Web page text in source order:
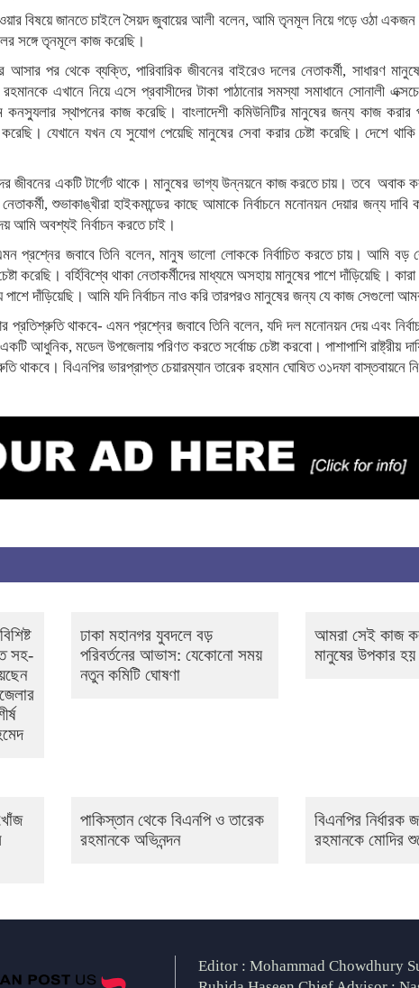
বিষয়ে জানতে চাইলে সৈয়দ জুবায়ের আলী বলেন, আমি তৃনমূল নিয়ে গড়ে ওঠা
সঙ্গে তৃনমূলে কাজ করেছি।
পর থেকে ব্যক্তি, পারিবারিক জীবনের বাইরেও দলের নেতাকর্মী, সাধারণ
এখানে নিয়ে এসে প্রবাসীদের টাকা পাঠানোর সমস্যা সমাধানে সোনালী
কনস্যুলার স্থাপনের কাজ করেছি। বাংলাদেশী কমিউনিটির মানুষের জন্য কাজ করার
করেছি। যেখানে যখন যে সুযোগ পেয়েছি মানুষের সেবা করার চেষ্টা করেছি। দেশে থাকি
জীবনের একটি টার্গেট থাকে। মানুষের ভাগ্য উন্নয়নে কাজ করতে চায়। তবে অবাক
শুভাকাঙ্খীরা হাইকমান্ডের কাছে আমাকে নির্বাচনে মনোনয়ন দেয়ার জন্য
আমি অবশ্যই নির্বাচন করতে চাই।
প্রশ্নের জবাবে তিনি বলেন, মানুষ ভালো লোককে নির্বাচিত করতে চায়। আমি বড়
করেছি। বর্হিবিশ্বে থাকা নেতাকর্মীদের মাধ্যমে অসহায় মানুষের পাশে দাঁড়িয়েছি। কারা
পাশে দাঁড়িয়েছি। আমি যদি নির্বাচন নাও করি তারপরও মানুষের জন্য যে কাজ সেগুলো
প্রতিশ্রুতি থাকবে- এমন প্রশ্নের জবাবে তিনি বলেন, যদি দল মনোনয়ন দেয় এবং
আধুনিক, মডেল উপজেলায় পরিণত করতে সর্বোচ্চ চেষ্টা করবো। পাশাপাশি রাষ্ট্রীয়
থাকবে। বিএনপির ভারপ্রাপ্ত চেয়ারম্যান তারেক রহমান ঘোষিত ৩১দফা বাস্তবায়নে
সহ-
ঢাকা মহানগর যুবদলে বড়
পরিবর্তনের আভাস: যেকোনো সময়
নতুন কমিটি ঘোষণা
আমরা সেই কাজ
মানুষের উপকার হয়
পাকিস্তান থেকে বিএনপি ও তারেক
রহমানকে অভিনন্দন
বিএনপির নির্ধারক
রহমানকে মোদির
Editor : Mohammad Chowdhury